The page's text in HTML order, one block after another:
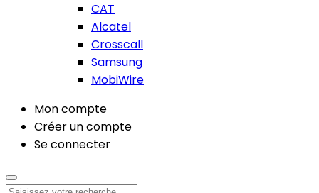
CAT
Alcatel
Crosscall
Samsung
MobiWire
Mon compte
Créer un compte
Se connecter